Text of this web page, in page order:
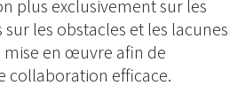
plus exclusivement sur les
les obstacles et les lacunes
mise en œuvre afin de
collaboration efficace.